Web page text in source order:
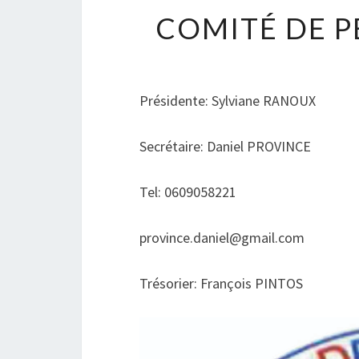
COMITÉ DE
Présidente: Sylviane RANOUX
Secrétaire: Daniel PROVINCE
Tel: 0609058221
province.daniel@gmail.com
Trésorier: François PINTOS